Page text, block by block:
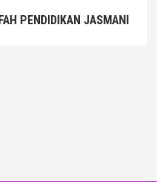
PENDIDIKAN JASMANI